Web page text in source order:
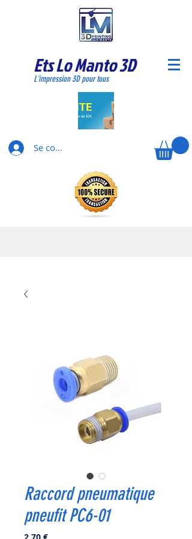
Ets Lo Manto 3D
L'impression 3D pour tous
Se connecter
Raccord pneumatique
pneufit PC6-01
Prix